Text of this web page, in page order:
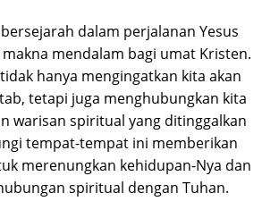
dalam perjalanan Yesus
mendalam bagi umat Kristen.
hanya mengingatkan kita akan
tetapi juga menghubungkan kita
warisan spiritual yang ditinggalkan
tempat-tempat ini memberikan
merenungkan kehidupan-Nya dan
spiritual dengan Tuhan.